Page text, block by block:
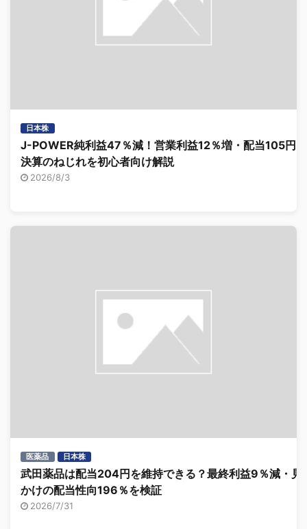
日本株
J-POWER純利益47％減！営業利益12％増・配当105円、
決算のねじれを初心者向け解説
2026/8/3
医薬品 日本株
武田薬品は配当204円を維持できる？最終利益9％減・見
かけの配当性向196％を検証
2026/7/31